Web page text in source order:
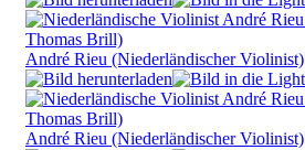
André Rieu (Niederländischer Violinist)
André Rieu (Niederländischer Violinist)